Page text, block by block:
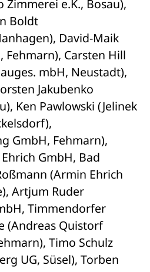
Zimmerei e.K., Bosau),
Boldt
David-Maik
Fehmarn), Carsten Hill
mbH, Neustadt),
Jakubenko
Ken Pawlowski (Jelinek
GmbH, Fehmarn),
GmbH, Bad
(Armin Ehrich
Artjum Ruder
Timmendorfer
(Andreas Quistorf
Timo Schulz
UG, Süsel), Torben